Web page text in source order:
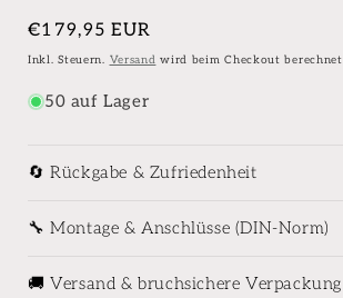
Normaler
Preis
€179,95 EUR
Inkl. Steuern. Versand wird beim Checkout berechnet
50 auf Lager
🔄 Rückgabe & Zufriedenheit
🔧 Montage & Anschlüsse (DIN-Norm)
🚚 Versand & bruchsichere Verpackung